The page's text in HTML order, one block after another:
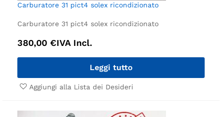
Carburatore 31 pict4 solex ricondizionato
Carburatore 31 pict4 solex ricondizionato
380,00 €IVA Incl.
Leggi tutto
Aggiungi alla Lista dei Desideri